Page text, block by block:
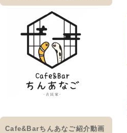
Cafe&Barちんあなご紹介動画